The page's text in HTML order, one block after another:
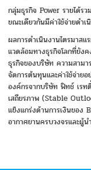
กลุ่มธุรกิจ Power รายได้ร
ขณะเดียวกันมีค่าใช้จ่ายดำ
ผลการดำเนินงานไตรมาส
แวดล้อมทางธุรกิจโลกที่ยัง
ธุรกิจของบริษัท ความสามา
จัดการต้นทุนและค่าใช้จ่าย
องค์กรจากบริษัท ฟิทช์ เร
เสถียรภาพ (Stable
แข็งแกร่งด้านการเงินของ
อากาศยานครบวงจรและผู้